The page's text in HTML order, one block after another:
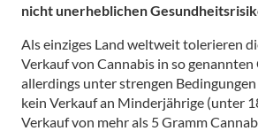
nicht unerheblichen
Als einziges Land weltweit tolerieren
Verkauf von Cannabis in so genannten
allerdings unter strengen
kein Verkauf an Minderjährige (unter
Verkauf von mehr als 5 Gramm